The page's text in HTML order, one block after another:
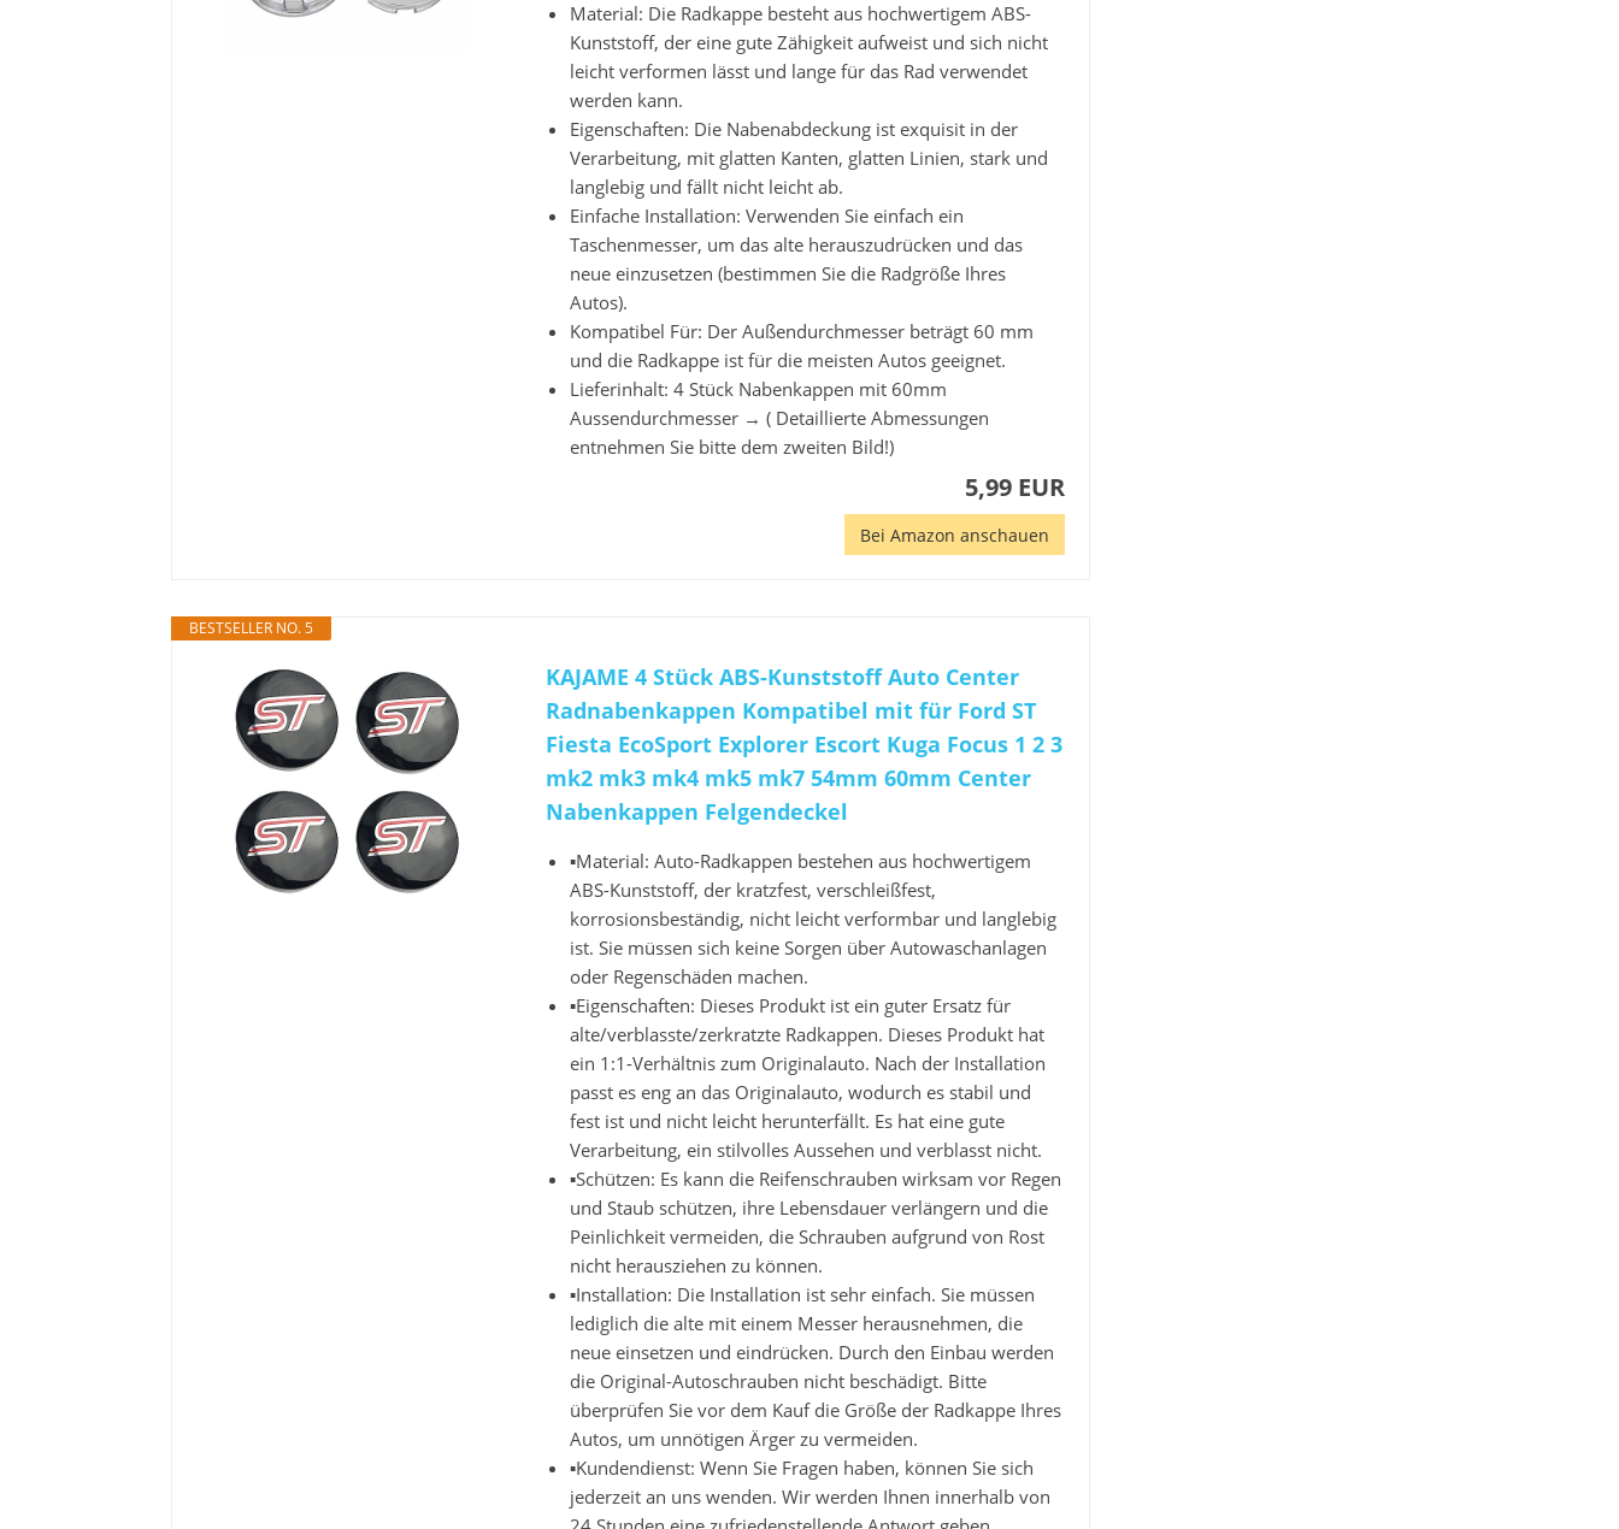
Material: Die Radkappe besteht aus hochwertigem ABS-
Kunststoff, der eine gute Zähigkeit aufweist und sich nicht
leicht verformen lässt und lange für das Rad verwendet
werden kann.
Eigenschaften: Die Nabenabdeckung ist exquisit in der
Verarbeitung, mit glatten Kanten, glatten Linien, stark und
langlebig und fällt nicht leicht ab.
Einfache Installation: Verwenden Sie einfach ein
Taschenmesser, um das alte herauszudrücken und das
neue einzusetzen (bestimmen Sie die Radgröße Ihres
Autos).
Kompatibel Für: Der Außendurchmesser beträgt 60 mm
und die Radkappe ist für die meisten Autos geeignet.
Lieferinhalt: 4 Stück Nabenkappen mit 60mm
Aussendurchmesser → ( Detaillierte Abmessungen
entnehmen Sie bitte dem zweiten Bild!)
5,99 EUR
Bei Amazon anschauen
BESTSELLER NO. 5
KAJAME 4 Stück ABS-Kunststoff Auto Center
Radnabenkappen Kompatibel mit für Ford ST
Fiesta EcoSport Explorer Escort Kuga Focus 1 2 3
mk2 mk3 mk4 mk5 mk7 54mm 60mm Center
Nabenkappen Felgendeckel
▪Material: Auto-Radkappen bestehen aus hochwertigem
ABS-Kunststoff, der kratzfest, verschleißfest,
korrosionsbeständig, nicht leicht verformbar und langlebig
ist. Sie müssen sich keine Sorgen über Autowaschanlagen
oder Regenschäden machen.
▪Eigenschaften: Dieses Produkt ist ein guter Ersatz für
alte/verblasste/zerkratzte Radkappen. Dieses Produkt hat
ein 1:1-Verhältnis zum Originalauto. Nach der Installation
passt es eng an das Originalauto, wodurch es stabil und
fest ist und nicht leicht herunterfällt. Es hat eine gute
Verarbeitung, ein stilvolles Aussehen und verblasst nicht.
▪Schützen: Es kann die Reifenschrauben wirksam vor Regen
und Staub schützen, ihre Lebensdauer verlängern und die
Peinlichkeit vermeiden, die Schrauben aufgrund von Rost
nicht herausziehen zu können.
▪Installation: Die Installation ist sehr einfach. Sie müssen
lediglich die alte mit einem Messer herausnehmen, die
neue einsetzen und eindrücken. Durch den Einbau werden
die Original-Autoschrauben nicht beschädigt. Bitte
überprüfen Sie vor dem Kauf die Größe der Radkappe Ihres
Autos, um unnötigen Ärger zu vermeiden.
▪Kundendienst: Wenn Sie Fragen haben, können Sie sich
jederzeit an uns wenden. Wir werden Ihnen innerhalb von